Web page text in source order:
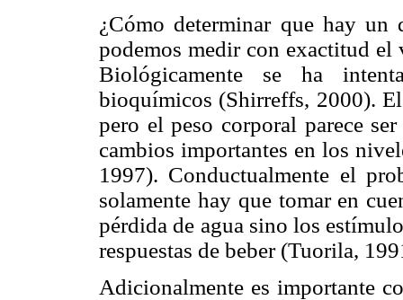
¿Cómo determinar que hay
podemos medir con exactitud
Biológicamente se ha
bioquímicos (Shirreffs, 2000).
pero el peso corporal parece
cambios importantes en los
1997). Conductualmente el
solamente hay que tomar en
pérdida de agua sino los
respuestas de beber (Tuorila,
Adicionalmente es importante